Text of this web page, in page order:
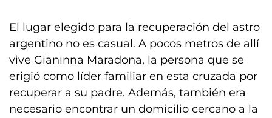
El lugar elegido para la recuperación del astro
argentino no es casual. A pocos metros de allí
vive Gianinna Maradona, la persona que se
erigió como líder familiar en esta cruzada por
recuperar a su padre. Además, también era
necesario encontrar un domicilio cercano a la